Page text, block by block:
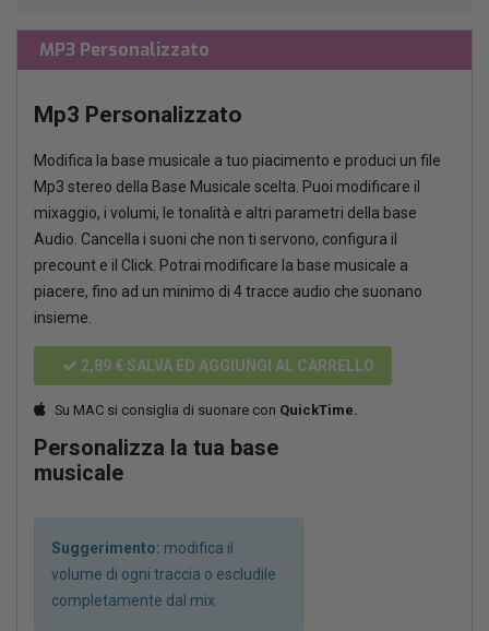
MP3 Personalizzato
Mp3 Personalizzato
Modifica la base musicale a tuo piacimento e produci un file
Mp3 stereo della Base Musicale scelta. Puoi modificare il
mixaggio, i volumi, le tonalità e altri parametri della base
Audio. Cancella i suoni che non ti servono, configura il
precount e il Click. Potrai modificare la base musicale a
piacere, fino ad un minimo di 4 tracce audio che suonano
insieme.
2,89 € SALVA ED AGGIUNGI AL CARRELLO
Su MAC si consiglia di suonare con QuickTime.
Personalizza la tua base
musicale
Suggerimento: modifica il
volume di ogni traccia o escludile
completamente dal mix